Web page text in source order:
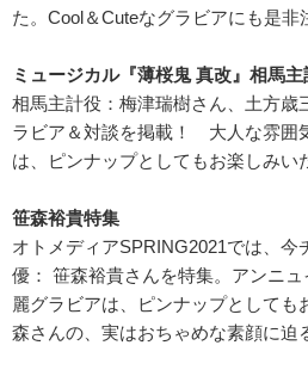
た。Cool＆Cuteなグラビアにも是
ミュージカル『薄桜鬼 真改』相馬主
相馬主計役：梅津瑞樹さん、土方歳
ラビア＆対談を掲載！ 大人な雰囲
は、ピンナップとしてもお楽しみい
笹森裕貴特集
オトメディアSPRING2021では、今
優： 笹森裕貴さんを特集。アンニ
麗グラビアは、ピンナップとしても
森さんの、実はおちゃめな素顔に迫